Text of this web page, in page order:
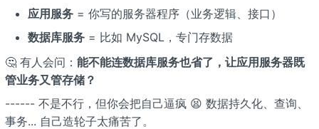
应用服务= 你写的服务器程序（业务逻辑、接口）
数据库服务= 比如 MySQL，专门存数据
🤔 有人会问： 能不能连数据库服务也省了，让应用服务器既
管业务又管存储？
------ 不是不行，但你会把自己逼疯 😫 数据持久化、查询、
事务... 自己造轮子太痛苦了。